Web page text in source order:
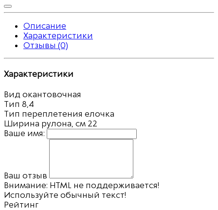
Описание
Характеристики
Отзывы (0)
Характеристики
Вид окантовочная
Тип 8,4
Тип переплетения елочка
Ширина рулона, см 22
Ваше имя:
Ваш отзыв
Внимание: HTML не поддерживается!
Используйте обычный текст!
Рейтинг